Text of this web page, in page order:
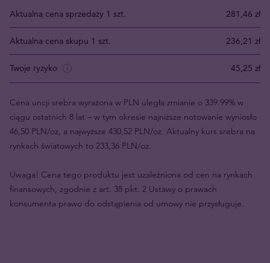
Aktualna cena sprzedaży 1 szt. 281,46 zł
Aktualna cena skupu 1 szt. 236,21 zł
Twoje ryzyko 45,25 zł
Cena uncji srebra wyrażona w PLN uległa zmianie o 339.99% w
ciągu ostatnich 8 lat – w tym okresie najniższe notowanie wyniosło
46,50 PLN/oz, a najwyższe 430,52 PLN/oz. Aktualny kurs srebra na
rynkach światowych to 233,36 PLN/oz.
Uwaga! Cena tego produktu jest uzależniona od cen na rynkach
finansowych, zgodnie z art. 38 pkt. 2 Ustawy o prawach
konsumenta prawo do odstąpienia od umowy nie przysługuje.